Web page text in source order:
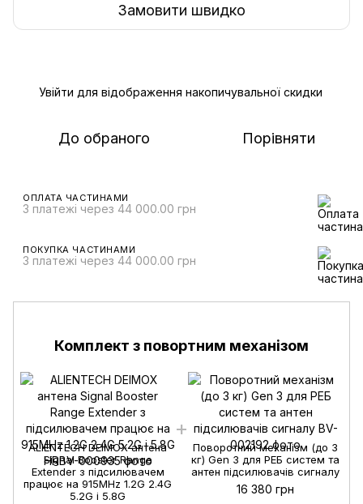
Замовити швидко
Увійти для відображення накопичувальної скидки
До обраного Порівняти
ОПЛАТА ЧАСТИНАМИ
3 платежі через 44 000.00 грн
ПОКУПКА ЧАСТИНАМИ
3 платежі через 44 000.00 грн
Комплект з повортним механізом
ALIENTECH DEIMOX антена
Signal Booster Range
Extender з підсилювачем
працює на 915MHz 1.2G 2.4G
5.2G і 5.8G
Поворотний механізм (до 3
кг) Gen 3 для РЕБ систем та
антен підсилювачів сигналу
16 380 грн